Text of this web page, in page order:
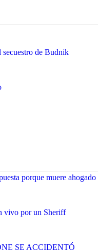
secuestro de Budnik
porque muere ahogado
vivo por un Sheriff
SE ACCIDENTÓ